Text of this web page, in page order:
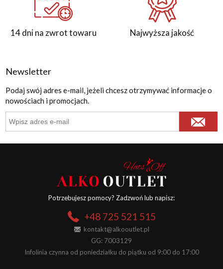
14 dni na zwrot towaru Najwyższa jakość
Newsletter
Podaj swój adres e-mail, jeżeli chcesz otrzymywać informacje o
nowościach i promocjach.
Potrzebujesz pomocy? Zadzwoń lub napisz:
+48 725 521 515
kontakt@alkooutlet.pl
GG: 7003129
Infolinia czynna od poniedziałku do piątku od 9:00 do 17:00